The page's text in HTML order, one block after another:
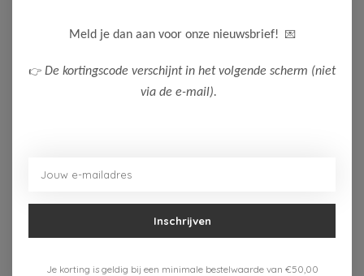
Maak een keuze:
Aan verlanglijst toevoegen
Gratis verzenden vanaf 75,-
Verzenden 1-3 werkdagen
Meld je dan aan voor onze nieuwsbrief! 💌
👉 De kortingscode verschijnt in het volgende scherm (niet
via de e-mail).
Inschrijven
Je korting is geldig bij een minimale bestelwaarde van €50,00